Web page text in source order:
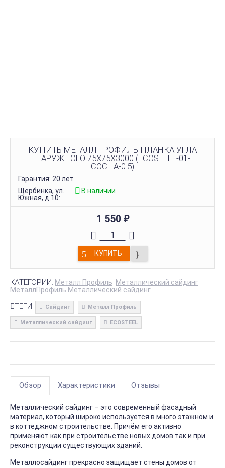
КУПИТЬ МЕТАЛЛПРОФИЛЬ ПЛАНКА УГЛА
НАРУЖНОГО 75Х75Х3000 (ECOSTEEL-01-
СОСНА-0.5)
Гарантия: 20 лет
Щербинка, ул.
Южная, д.10:
В наличии
1 550 ₽
КУПИТЬ
КАТЕГОРИИ: Металл Профиль Металлический сайдинг
МеталлПрофиль Металлический сайдинг
ТЕГИ: Сайдинг Металл Профиль
Металлический сайдинг ECOSTEEL
Обзор Характеристики Отзывы
Металлический сайдинг – это современный фасадный
материал, который широко используется в много этажном и
в коттеджном строительстве. Причём его активно
применяют как при строительстве новых домов так и при
реконструкции существующих зданий.
Металлосайдинг прекрасно защищает стены домов от